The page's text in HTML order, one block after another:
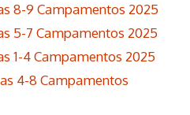
8-9 Campamentos 2025
5-7 Campamentos 2025
1-4 Campamentos 2025
4-8 Campamentos